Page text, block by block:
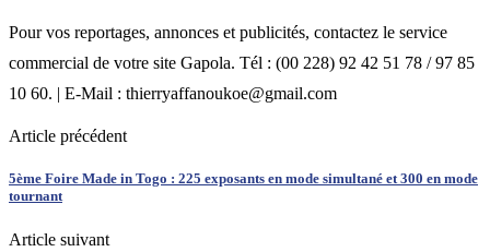
Pour vos reportages, annonces et publicités, contactez le service
commercial de votre site Gapola. Tél : (00 228) 92 42 51 78 / 97 85
10 60. | E-Mail : thierryaffanoukoe@gmail.com
Article précédent
5ème Foire Made in Togo : 225 exposants en mode simultané et 300 en mode
tournant
Article suivant